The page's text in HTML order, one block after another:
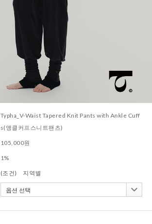
Typha_V-Waist Tapered Knit Pants with Ankle Cuff
s(앵클커프스니트팬츠)
105,000원
1%
(조건) 지역별